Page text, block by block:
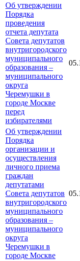
Об утверждении
Порядка
проведения
отчета депутата
Совета депутатов
внутригородского
муниципального
образования –
муниципального
округа
Черемушки в
городе Москве
перед
избирателями
Об утверждении
Порядка
организации и
осуществления
личного приема
граждан
депутатами
Совета депутатов
внутригородского
муниципального
образования –
муниципального
округа
Черемушки в
городе Москве